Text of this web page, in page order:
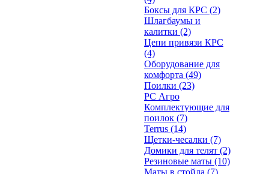
Боксы для КРС (2)
Шлагбаумы и
калитки (2)
Цепи привязи КРС
(4)
Оборудование для
комфорта (49)
Поилки (23)
РС Агро
Комплектующие для
поилок (7)
Terrus (14)
Щетки-чесалки (7)
Домики для телят (2)
Резиновые маты (10)
Маты в стойла (7)